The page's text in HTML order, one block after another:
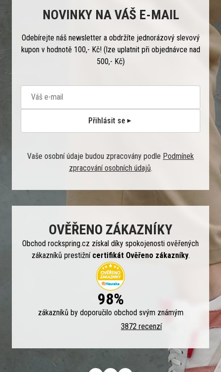
NOVINKY NA VÁŠ E-MAIL
Odebírejte náš newsletter a obdržíte jednorázový slevový
kupon v hodnotě 100,- Kč! (lze uplatnit při objednávce nad
500,- Kč)
Přihlásit se
Vaše osobní údaje budou zpracovány podle Podmínek
zpracování osobních údajů.
OVĚŘENO ZÁKAZNÍKY
Obchod rockspring.cz získal díky spokojenosti ověřených
zákazníků prestižní certifikát Ověřeno zákazníky.
98%
zákazníků by doporučilo obchod svým známým
3872 recenzí